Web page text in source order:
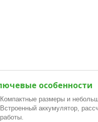
особенности
Компактные размеры и
Встроенный аккумулятор,
работы.